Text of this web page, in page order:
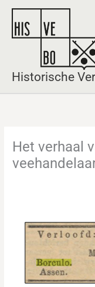
Historische
Het verhaal